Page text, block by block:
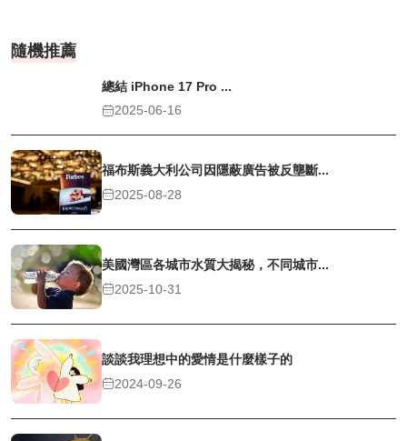
隨機推薦
總結 iPhone 17 Pro ...
2025-06-16
福布斯義大利公司因隱蔽廣告被反壟斷...
2025-08-28
美國灣區各城市水質大揭秘，不同城市...
2025-10-31
談談我理想中的愛情是什麼樣子的
2024-09-26